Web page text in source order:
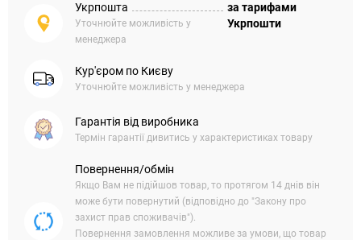
Укрпошта
Уточнюйте можливість у
менеджера
за тарифами
Укрпошти
Кур'єром по Києву
Уточнюйте можливість у менеджера
Гарантія від виробника
Термін гарантії дивитись у характеристиках товару
Повернення/обмін
Якщо Вам не підійшов товар, то протягом 14 днів він
може бути повернутий (відповідно до "Закону про
захист прав споживачів").
Повернення замовлення можливе за умови, що товар